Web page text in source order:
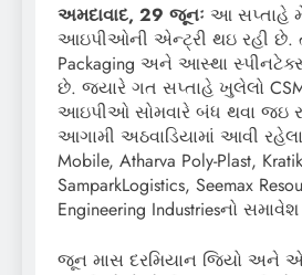
અમદાવાદ, 29 જૂનઃ આ સપ્તાહે
આઇપીઓની એન્ટ્રી થઇ રહી છે.
Packaging અને આસ્થા
છે. જ્યારે ગત સપ્તાહે ખુલેલો
આઇપીઓ સોમવારે બંધ થવા જઇ
આગામી અઠવાડિયામાં આવી
Mobile, Atharva Poly-Plast,
SamparkLogistics, Seemax
Engineering Industriesનો
જૂન માસ દરમિયાન જિયો અને